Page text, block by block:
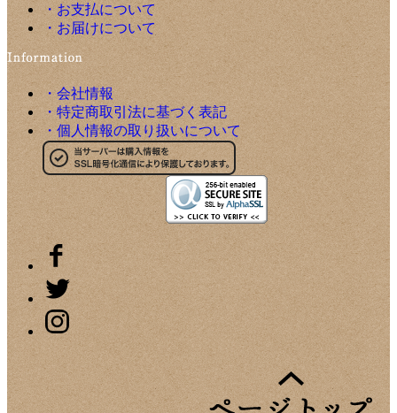
・お支払について
・お届けについて
・会社情報
・特定商取引法に基づく表記
・個人情報の取り扱いについて